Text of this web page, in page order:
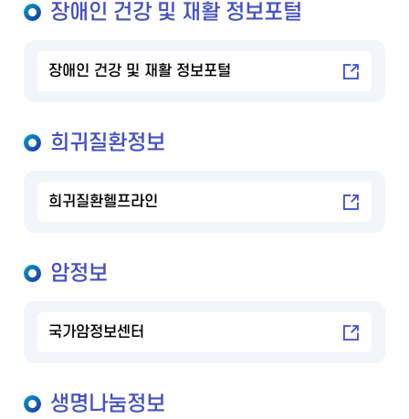
장애인 건강 및 재활 정보포털
장애인 건강 및 재활 정보포털
희귀질환정보
희귀질환헬프라인
암정보
국가암정보센터
생명나눔정보